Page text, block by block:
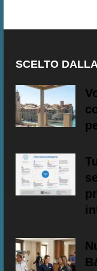
SCELTO